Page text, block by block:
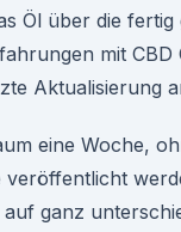
Öl über die fertig
mit CBD
Aktualisierung
eine Woche,
veröffentlicht
ganz